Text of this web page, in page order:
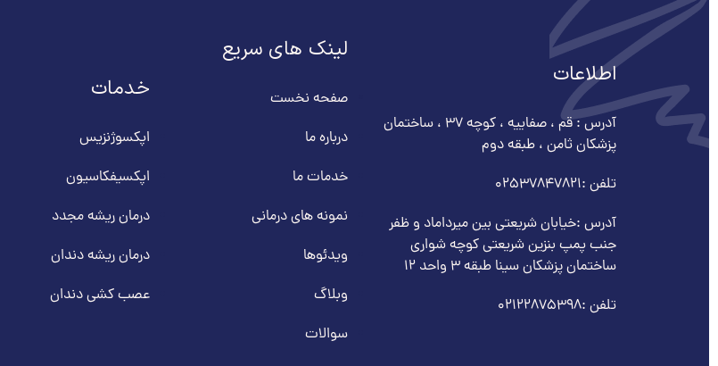
اطلاعات
آدرس : قم ، صفاییه ، کوچه ۳۷ ، ساختمان
پزشکان ثامن ، طبقه دوم
تلفن :02537847821
آدرس :خیابان شریعتی بین میرداماد و ظفر
جنب پمپ بنزین شریعتی کوچه شواری
ساختمان پزشکان سینا طبقه 3 واحد 12
تلفن :02122875398
لینک های سریع
صفحه نخست
درباره ما
خدمات ما
نمونه های درمانی
ویدئوها
وبلاگ
سوالات
خدمات
اپکسوژنزیس
اپکسیفکاسیون
درمان ریشه مجدد
درمان ریشه دندان
عصب کشی دندان